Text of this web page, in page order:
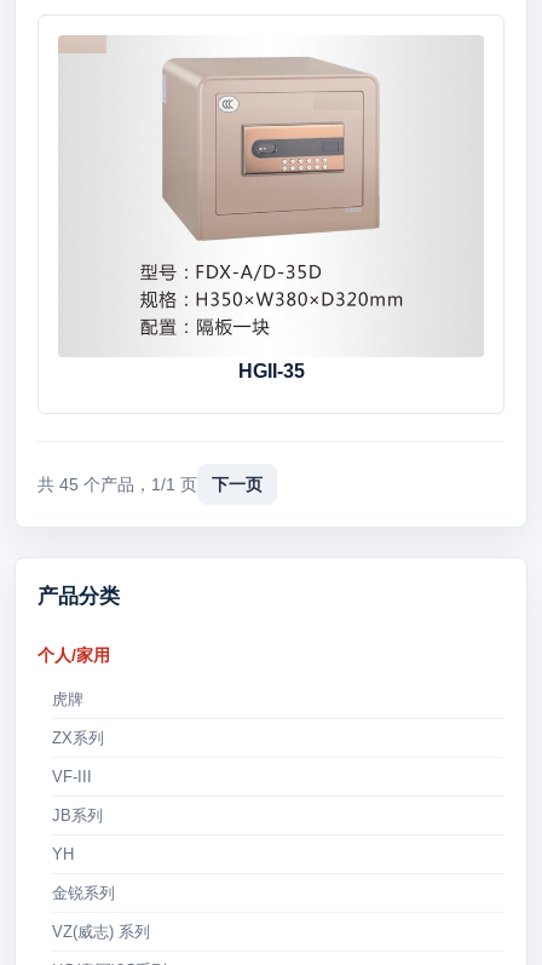
产品分类
个人/家用
虎牌
ZX系列
VF-III
JB系列
YH
金锐系列
VZ(威志) 系列
HGII-35
共 45 个产品，1/1 页 下一页